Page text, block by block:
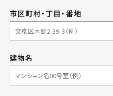
市区町村・丁目・番地
建物名